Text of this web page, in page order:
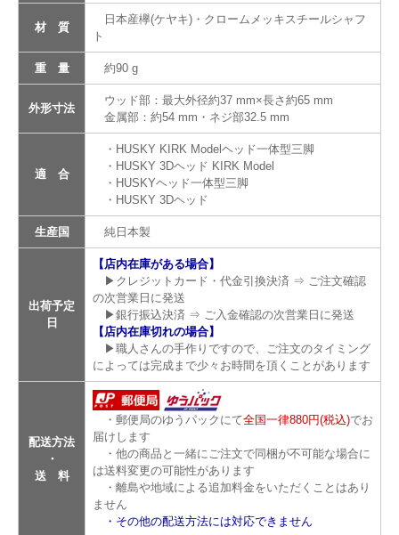
材 質
日本産欅(ケヤキ)・クロームメッキスチールシャフ
ト
重 量 約90 g
外形寸法
ウッド部：最大外径約37 mm×長さ約65 mm
金属部：約54 mm・ネジ部32.5 mm
適 合
・HUSKY KIRK Modelヘッド一体型三脚
・HUSKY 3Dヘッド KIRK Model
・HUSKYヘッド一体型三脚
・HUSKY 3Dヘッド
生産国 純日本製
出荷予定
日
【店内在庫がある場合】
▶クレジットカード・代金引換決済 ⇒ ご注文確認
の次営業日に発送
▶銀行振込決済 ⇒ ご入金確認の次営業日に発送
【店内在庫切れの場合】
▶職人さんの手作りですので、ご注文のタイミング
によっては完成まで少々お時間を頂くことがあります
配送方法
・
送 料
・郵便局のゆうパックにて全国一律880円(税込)でお
届けします
・他の商品と一緒にご注文で同梱が不可能な場合に
は送料変更の可能性があります
・離島や地域による追加料金をいただくことはあり
ません
・その他の配送方法には対応できません